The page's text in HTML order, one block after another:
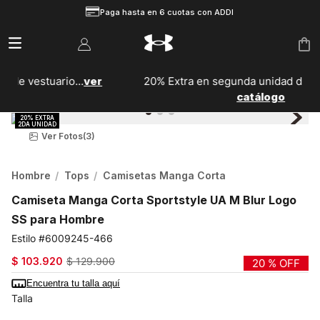
Paga hasta en 6 cuotas con ADDI
20% Extra en segunda unidad de calzado...Ver
Ver Fotos(3)
Hombre Tops Camisetas Manga Corta
Camiseta Manga Corta Sportstyle UA M Blur Logo
SS para Hombre
6009245-466
$ 103.920 $ 129.900 20 % OFF
Encuentra tu talla aquí
Talla